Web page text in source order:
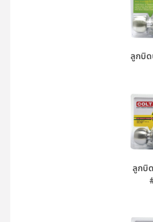
ลูกบิด
ลูกบิ